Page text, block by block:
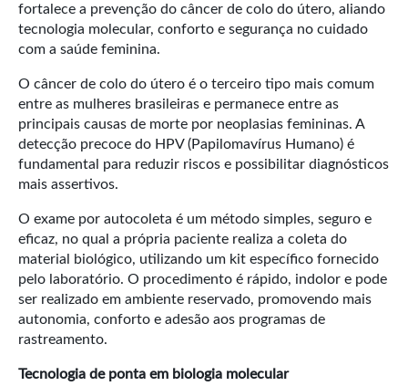
fortalece a prevenção do câncer de colo do útero, aliando
tecnologia molecular, conforto e segurança no cuidado
com a saúde feminina.
O câncer de colo do útero é o terceiro tipo mais comum
entre as mulheres brasileiras e permanece entre as
principais causas de morte por neoplasias femininas. A
detecção precoce do HPV (Papilomavírus Humano) é
fundamental para reduzir riscos e possibilitar diagnósticos
mais assertivos.
O exame por autocoleta é um método simples, seguro e
eficaz, no qual a própria paciente realiza a coleta do
material biológico, utilizando um kit específico fornecido
pelo laboratório. O procedimento é rápido, indolor e pode
ser realizado em ambiente reservado, promovendo mais
autonomia, conforto e adesão aos programas de
rastreamento.
Tecnologia de ponta em biologia molecular